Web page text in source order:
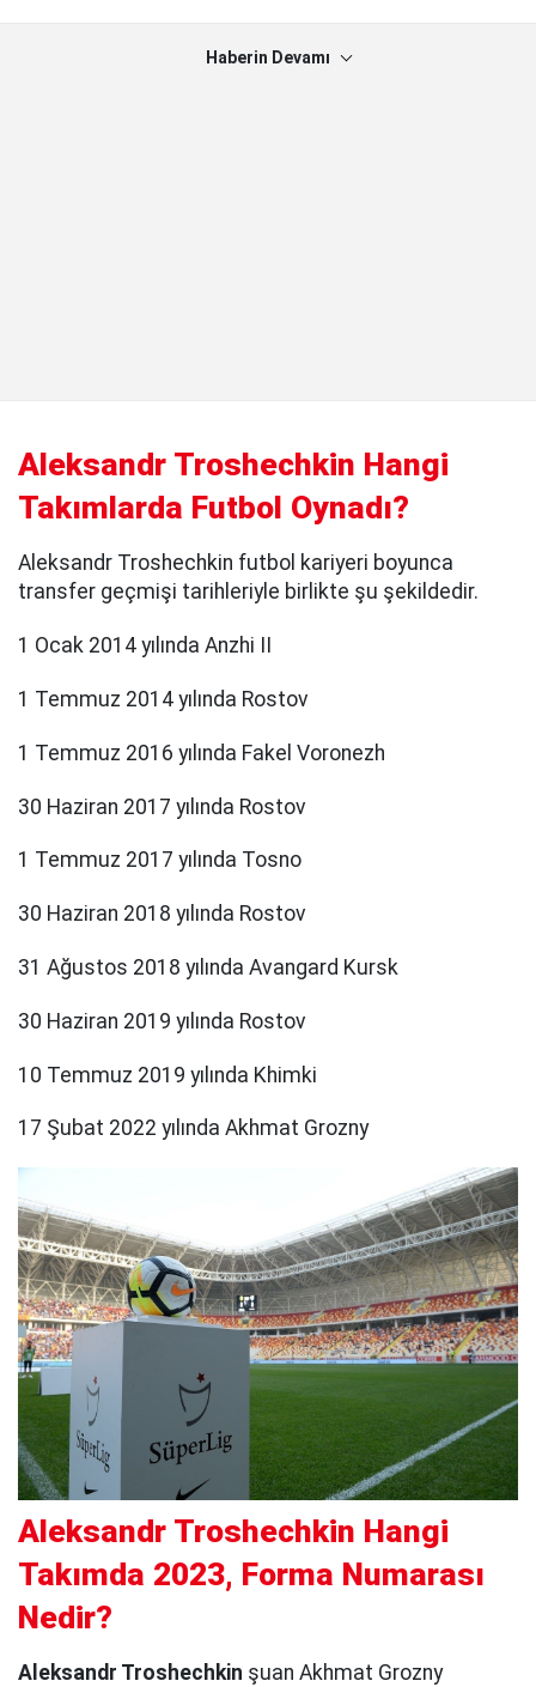
Haberin Devamı
Aleksandr Troshechkin Hangi
Takımlarda Futbol Oynadı?
Aleksandr Troshechkin futbol kariyeri boyunca
transfer geçmişi tarihleriyle birlikte şu şekildedir.
1 Ocak 2014 yılında Anzhi II
1 Temmuz 2014 yılında Rostov
1 Temmuz 2016 yılında Fakel Voronezh
30 Haziran 2017 yılında Rostov
1 Temmuz 2017 yılında Tosno
30 Haziran 2018 yılında Rostov
31 Ağustos 2018 yılında Avangard Kursk
30 Haziran 2019 yılında Rostov
10 Temmuz 2019 yılında Khimki
17 Şubat 2022 yılında Akhmat Grozny
Aleksandr Troshechkin Hangi
Takımda 2023, Forma Numarası
Nedir?
Aleksandr Troshechkin şuan Akhmat Grozny